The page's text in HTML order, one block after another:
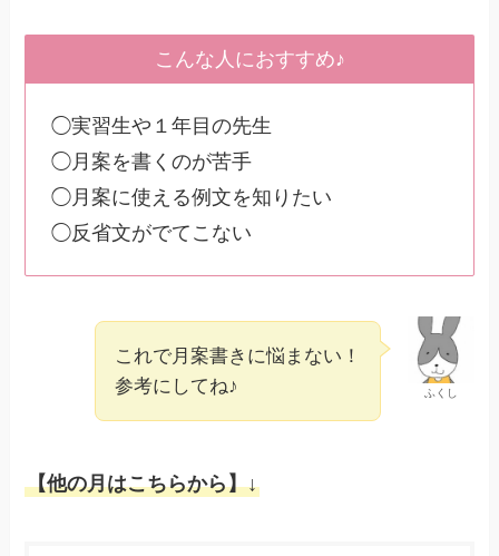
こんな人におすすめ♪
◯実習生や１年目の先生
◯月案を書くのが苦手
◯月案に使える例文を知りたい
◯反省文がでてこない
ふくし
これで月案書きに悩まない！
参考にしてね♪
【他の月はこちらから】↓